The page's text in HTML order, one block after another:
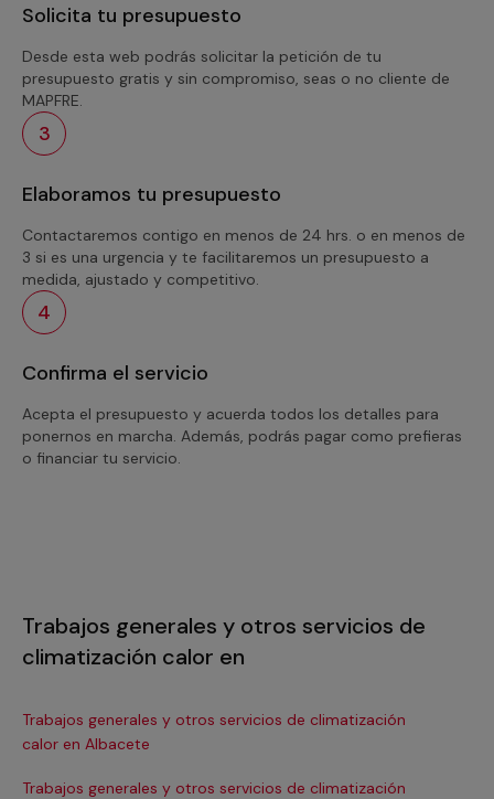
Solicita tu presupuesto
Desde esta web podrás solicitar la petición de tu
presupuesto gratis y sin compromiso, seas o no cliente de
MAPFRE.
3
Elaboramos tu presupuesto
Contactaremos contigo en menos de 24 hrs. o en menos de
3 si es una urgencia y te facilitaremos un presupuesto a
medida, ajustado y competitivo.
4
Confirma el servicio
Acepta el presupuesto y acuerda todos los detalles para
ponernos en marcha. Además, podrás pagar como prefieras
o financiar tu servicio.
Trabajos generales y otros servicios de
climatización calor en
Trabajos generales y otros servicios de climatización
calor en Albacete
Trabajos generales y otros servicios de climatización